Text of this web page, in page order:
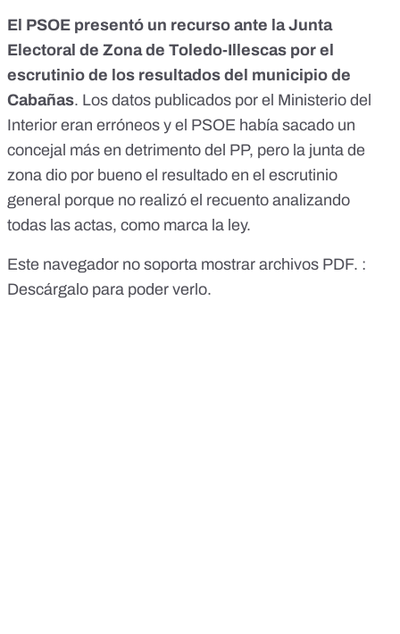
El PSOE presentó un recurso ante la Junta
Electoral de Zona de Toledo-Illescas por el
escrutinio de los resultados del municipio de
Cabañas. Los datos publicados por el Ministerio del
Interior eran erróneos y el PSOE había sacado un
concejal más en detrimento del PP, pero la junta de
zona dio por bueno el resultado en el escrutinio
general porque no realizó el recuento analizando
todas las actas, como marca la ley.
Este navegador no soporta mostrar archivos PDF. :
Descárgalo para poder verlo.